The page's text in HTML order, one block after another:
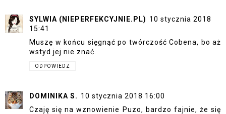
SYLWIA (NIEPERFEKCYJNIE.PL) 10 stycznia 2018
15:41
Muszę w końcu sięgnąć po twórczość Cobena, bo aż
wstyd jej nie znać.
ODPOWIEDZ
DOMINIKA S. 10 stycznia 2018 16:00
Czaję się na wznowienie Puzo, bardzo fajnie, że się